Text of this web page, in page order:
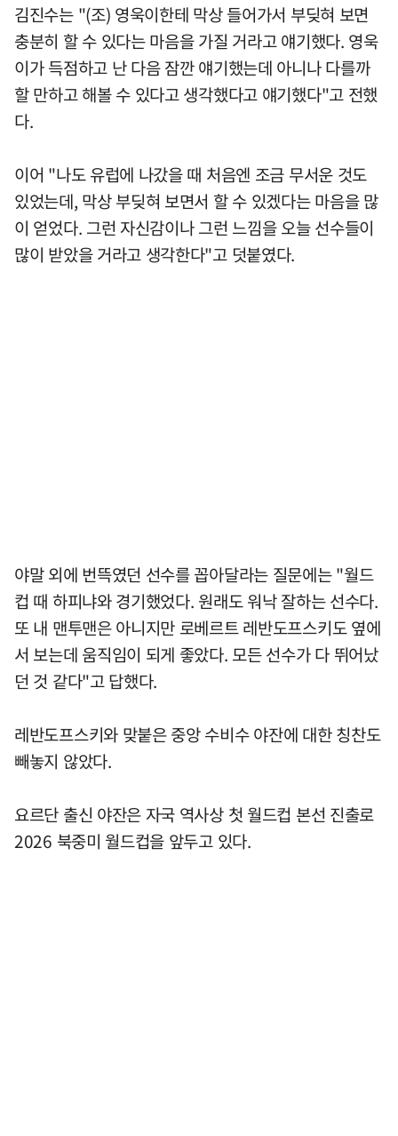
김진수는 "(조) 영욱이한테 막상 들어가서 부딪혀 보면
충분히 할 수 있다는 마음을 가질 거라고 얘기했다. 영욱
이가 득점하고 난 다음 잠깐 얘기했는데 아니나 다를까
할 만하고 해볼 수 있다고 생각했다고 얘기했다"고 전했
다.
이어 "나도 유럽에 나갔을 때 처음엔 조금 무서운 것도
있었는데, 막상 부딪혀 보면서 할 수 있겠다는 마음을 많
이 얻었다. 그런 자신감이나 그런 느낌을 오늘 선수들이
많이 받았을 거라고 생각한다"고 덧붙였다.
야말 외에 번뜩였던 선수를 꼽아달라는 질문에는 "월드
컵 때 하피냐와 경기했었다. 원래도 워낙 잘하는 선수다.
또 내 맨투맨은 아니지만 로베르트 레반도프스키도 옆에
서 보는데 움직임이 되게 좋았다. 모든 선수가 다 뛰어났
던 것 같다"고 답했다.
레반도프스키와 맞붙은 중앙 수비수 야잔에 대한 칭찬도
빼놓지 않았다.
요르단 출신 야잔은 자국 역사상 첫 월드컵 본선 진출로
2026 북중미 월드컵을 앞두고 있다.